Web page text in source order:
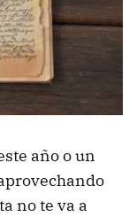
año o un
no te va a